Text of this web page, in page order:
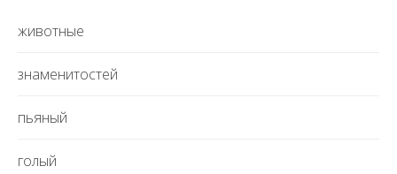
животные
знаменитостей
пьяный
голый